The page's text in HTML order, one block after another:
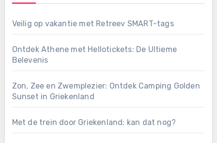
Veilig op vakantie met Retreev SMART-tags
Ontdek Athene met Hellotickets: De Ultieme
Belevenis
Zon, Zee en Zwemplezier: Ontdek Camping Golden
Sunset in Griekenland
Met de trein door Griekenland: kan dat nog?